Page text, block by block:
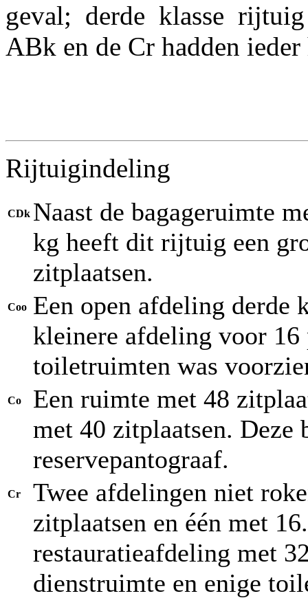
geval; derde klasse
ABk en de Cr hadden
Rijtuigindeling
CDk Naast de bagageruimte
kg heeft dit rijtuig een
zitplaatsen.
Coo Een open afdeling derde
kleinere afdeling voor 16
toiletruimten was
Co
Een ruimte met 48
met 40 zitplaatsen. Deze
reservepantograaf.
Cr
Twee afdelingen niet
zitplaatsen en één met
restauratieafdeling met
dienstruimte en enige